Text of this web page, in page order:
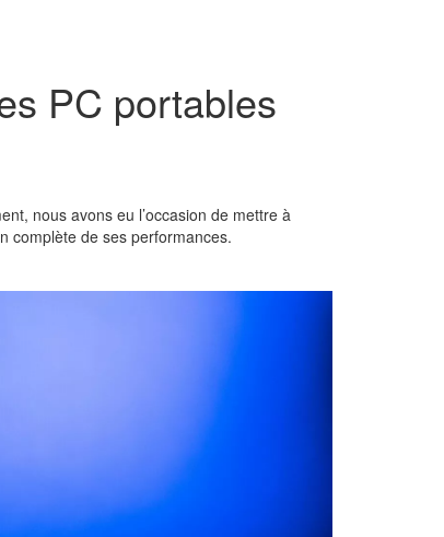
PC portables
nous avons eu l’occasion de mettre à
complète de ses performances.